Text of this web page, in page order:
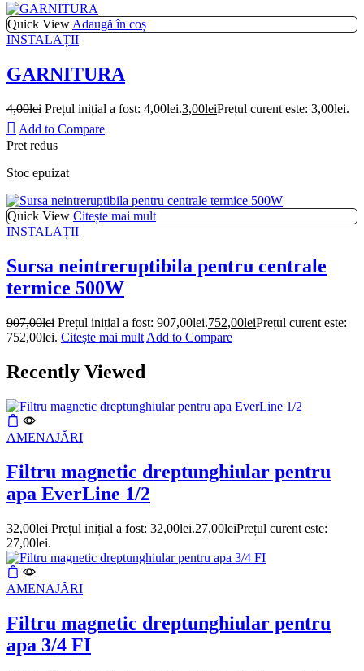
Quick View Adaugă în coș
INSTALAȚII
GARNITURA
4,00lei Prețul inițial a fost: 4,00lei.3,00leiPrețul curent este: 3,00lei.
Add to Compare
Pret redus
Stoc epuizat
Quick View Citește mai mult
INSTALAȚII
Sursa neintreruptibila pentru centrale
termice 500W
907,00lei Prețul inițial a fost: 907,00lei.752,00leiPrețul curent este:
752,00lei. Citește mai mult Add to Compare
Recently Viewed
AMENAJĂRI
Filtru magnetic dreptunghiular pentru
apa EverLine 1/2
32,00lei Prețul inițial a fost: 32,00lei.27,00leiPrețul curent este:
27,00lei.
AMENAJĂRI
Filtru magnetic dreptunghiular pentru
apa 3/4 FI